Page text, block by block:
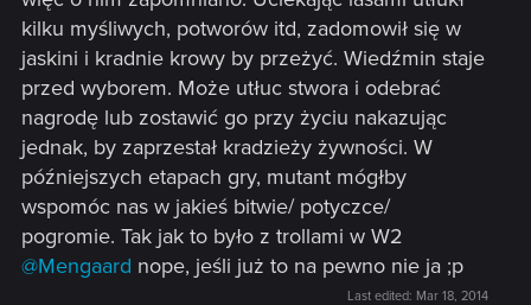
kilku myśliwych, potworów itd, zadomowił się w
jaskini i kradnie krowy by przeżyć. Wiedźmin staje
przed wyborem. Może utłuc stwora i odebrać
nagrodę lub zostawić go przy życiu nakazując
jednak, by zaprzestał kradzieży żywności. W
późniejszych etapach gry, mutant mógłby
wspomóc nas w jakieś bitwie/ potyczce/
pogromie. Tak jak to było z trollami w W2
@Mengaard nope, jeśli już to na pewno nie ja ;p
Last edited: Mar 18, 2014